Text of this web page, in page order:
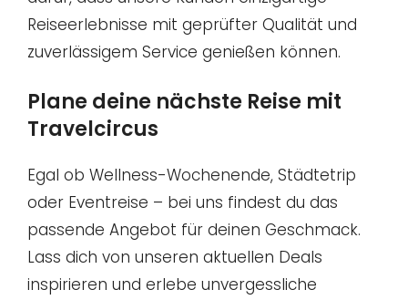
Reiseerlebnisse mit geprüfter Qualität und
zuverlässigem Service genießen können.
Plane deine nächste Reise mit
Travelcircus
Egal ob Wellness-Wochenende, Städtetrip
oder Eventreise – bei uns findest du das
passende Angebot für deinen Geschmack.
Lass dich von unseren aktuellen Deals
inspirieren und erlebe unvergessliche